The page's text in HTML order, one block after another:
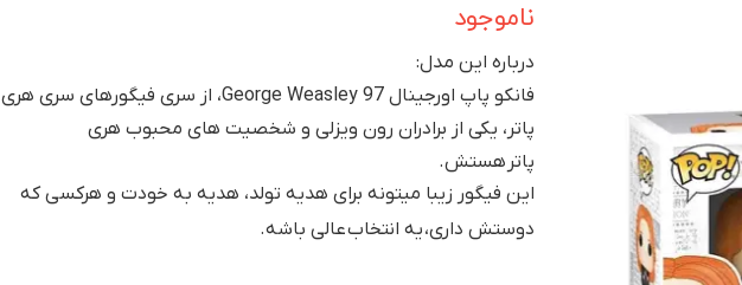
ناموجود
درباره این مدل:
فانکو پاپ اورجینال George Weasley 97، از سری فیگورهای سری هری
پاتر، یکی از برادران رون ویزلی و شخصیت های محبوب هری
پاتر هستش.
این فیگور زیبا میتونه برای هدیه تولد، هدیه به خودت و هرکسی که
دوستش داری، یه انتخاب عالی باشه.